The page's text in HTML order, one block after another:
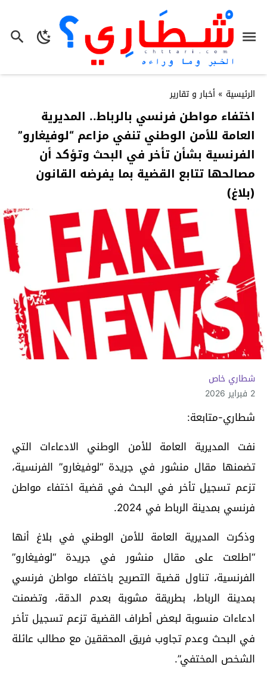
الرئيسية » أخبار و تقارير
اختفاء مواطن فرنسي بالرباط.. المديرية
العامة للأمن الوطني تنفي مزاعم “لوفيغارو”
الفرنسية بشأن تأخر في البحث وتؤكد أن
مصالحها تتابع القضية بما يفرضه القانون
(بلاغ)
شطاري خاص
2 فبراير 2026
شطاري-متابعة:
نفت المديرية العامة للأمن الوطني الادعاءات التي
تضمنها مقال منشور في جريدة “لوفيغارو” الفرنسية،
تزعم تسجيل تأخر في البحث في قضية اختفاء مواطن
فرنسي بمدينة الرباط في 2024.
وذكرت المديرية العامة للأمن الوطني في بلاغ أنها
“اطلعت على مقال منشور في جريدة “لوفيغارو”
الفرنسية، تناول قضية التصريح باختفاء مواطن فرنسي
بمدينة الرباط، بطريقة مشوبة بعدم الدقة، وتضمنت
ادعاءات منسوبة لبعض أطراف القضية تزعم تسجيل تأخر
في البحث وعدم تجاوب فريق المحققين مع مطالب عائلة
الشخص المختفي”.